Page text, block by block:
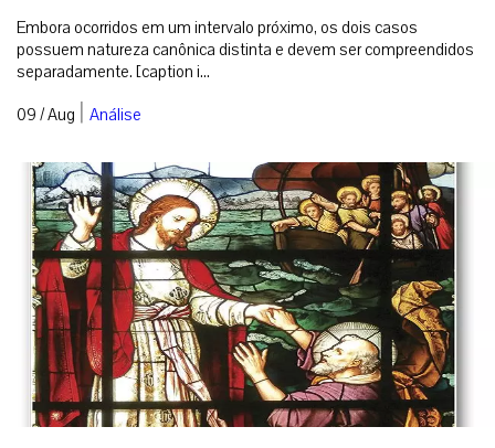
Embora ocorridos em um intervalo próximo, os dois casos
possuem natureza canônica distinta e devem ser compreendidos
separadamente. [caption i...
09 / Aug | Análise